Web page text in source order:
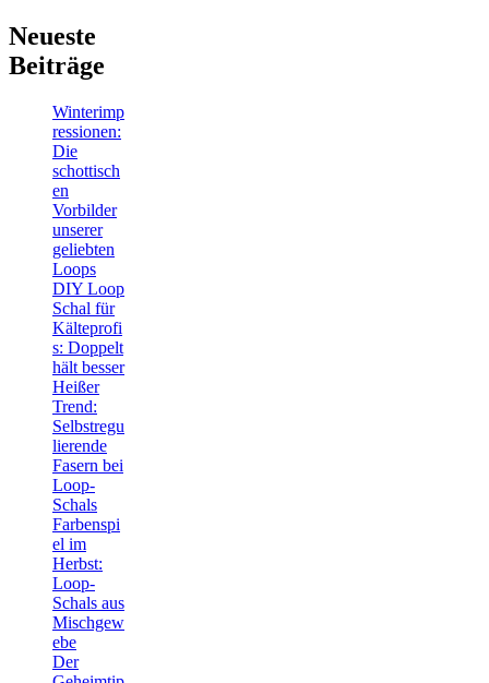
Neueste
Beiträge
Winterimp
ressionen:
Die
schottisch
en
Vorbilder
unserer
geliebten
Loops
DIY Loop
Schal für
Kälteprofi
s: Doppelt
hält besser
Heißer
Trend:
Selbstregu
lierende
Fasern bei
Loop-
Schals
Farbenspi
el im
Herbst:
Loop-
Schals aus
Mischgew
ebe
Der